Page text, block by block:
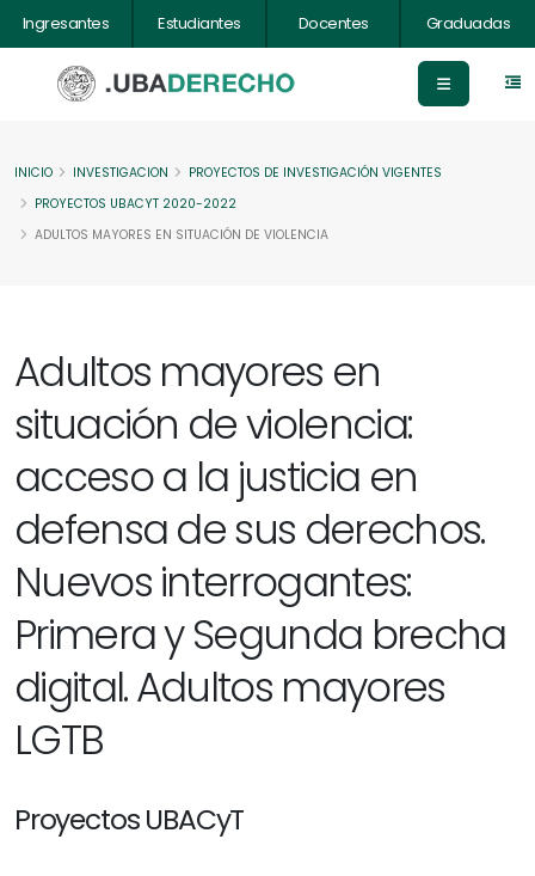
Ingresantes Estudiantes Docentes Graduadas
INICIO INVESTIGACION
PROYECTOS DE INVESTIGACIÓN VIGENTES
PROYECTOS UBACYT 2020-2022
ADULTOS MAYORES EN SITUACIÓN DE VIOLENCIA
Adultos mayores en
situación de violencia:
acceso a la justicia en
defensa de sus derechos.
Nuevos interrogantes:
Primera y Segunda brecha
digital. Adultos mayores
LGTB
Proyectos UBACyT